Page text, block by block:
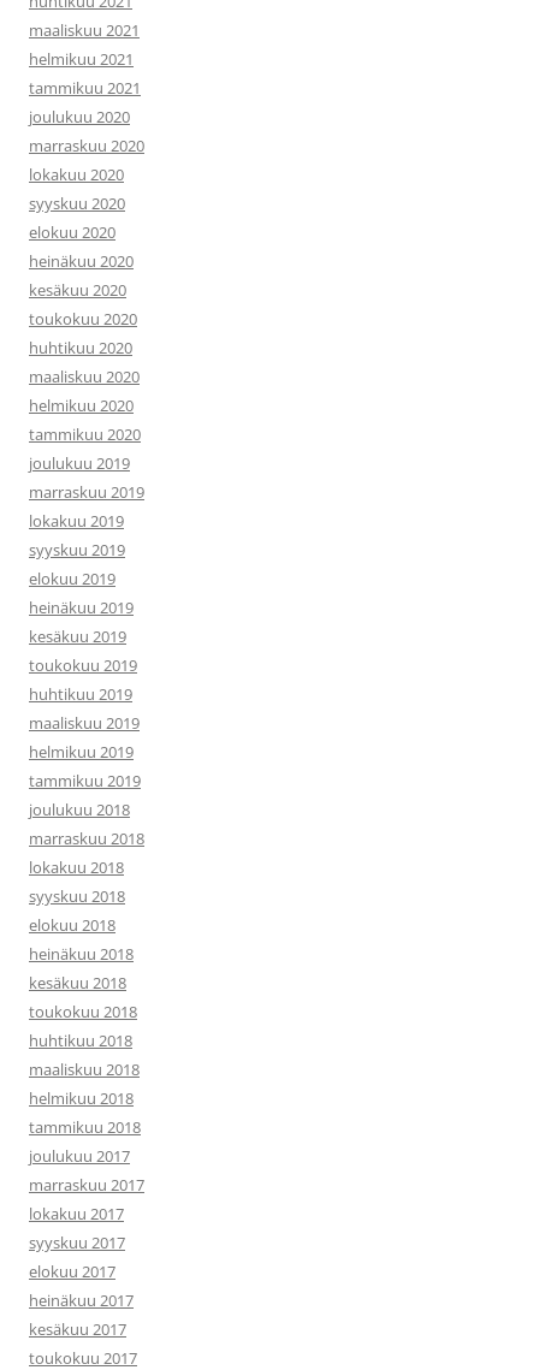
maaliskuu 2021
helmikuu 2021
tammikuu 2021
joulukuu 2020
marraskuu 2020
lokakuu 2020
syyskuu 2020
elokuu 2020
heinäkuu 2020
kesäkuu 2020
toukokuu 2020
huhtikuu 2020
maaliskuu 2020
helmikuu 2020
tammikuu 2020
joulukuu 2019
marraskuu 2019
lokakuu 2019
syyskuu 2019
elokuu 2019
heinäkuu 2019
kesäkuu 2019
toukokuu 2019
huhtikuu 2019
maaliskuu 2019
helmikuu 2019
tammikuu 2019
joulukuu 2018
marraskuu 2018
lokakuu 2018
syyskuu 2018
elokuu 2018
heinäkuu 2018
kesäkuu 2018
toukokuu 2018
huhtikuu 2018
maaliskuu 2018
helmikuu 2018
tammikuu 2018
joulukuu 2017
marraskuu 2017
lokakuu 2017
syyskuu 2017
elokuu 2017
heinäkuu 2017
kesäkuu 2017
toukokuu 2017